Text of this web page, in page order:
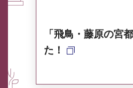
「飛鳥・藤原の宮
た！